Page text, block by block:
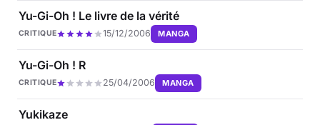
Yu-Gi-Oh ! Le livre de la vérité
CRITIQUE 15/12/2006 MANGA
Yu-Gi-Oh ! R
CRITIQUE 25/04/2006 MANGA
Yukikaze